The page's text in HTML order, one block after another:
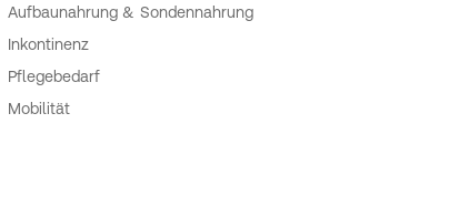
Aufbaunahrung & Sondennahrung
Inkontinenz
Pflegebedarf
Mobilität